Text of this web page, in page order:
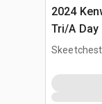
2024
Tri/A